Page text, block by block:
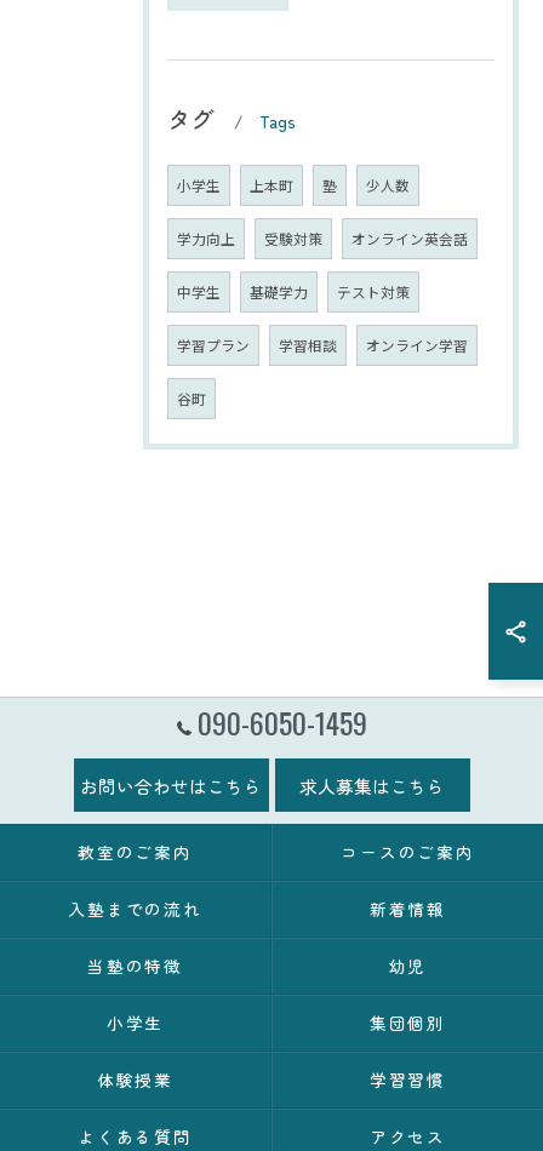
タグ Tags
小学生 上本町 塾 少人数
学力向上 受験対策 オンライン英会話
中学生 基礎学力 テスト対策
学習プラン 学習相談 オンライン学習
谷町
090-6050-1459
お問い合わせはこちら 求人募集はこちら
教室のご案内 コースのご案内
入塾までの流れ 新着情報
当塾の特徴 幼児
小学生 集団個別
体験授業 学習習慣
よくある質問 アクセス